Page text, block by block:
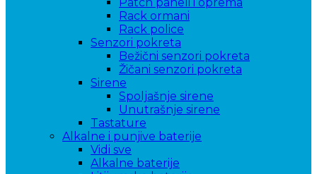
Rack ormani
Rack police
Senzori pokreta
Bežični senzori pokreta
Žičani senzori pokreta
Sirene
Spoljašnje sirene
Unutrašnje sirene
Tastature
Alkalne i punjive baterije
Vidi sve
Alkalne baterije